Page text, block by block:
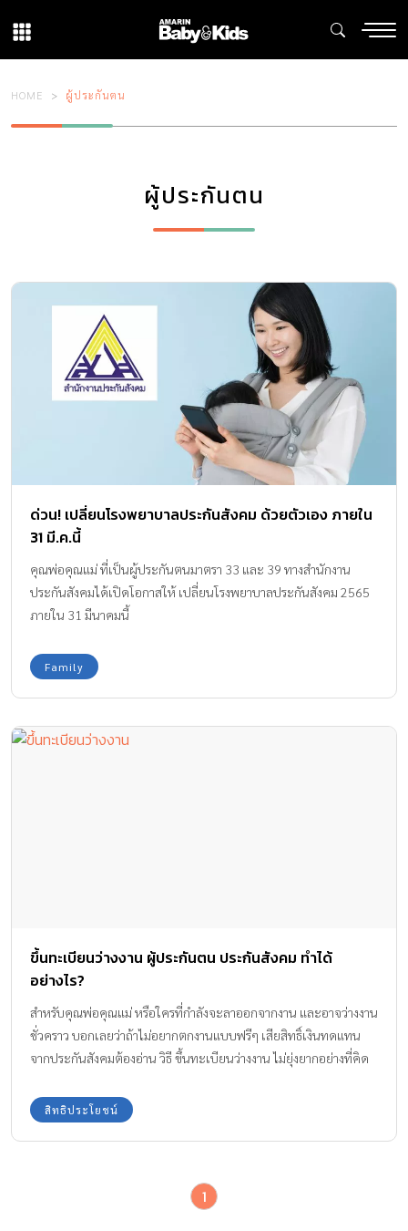
HOME ผู้ประกันตน
ผู้ประกันตน
ด่วน! เปลี่ยนโรงพยาบาลประกันสังคม ด้วยตัวเอง ภายใน
31 มี.ค.นี้
คุณพ่อคุณแม่ ที่เป็นผู้ประกันตนมาตรา 33 และ 39 ทางสำนักงาน
ประกันสังคมได้เปิดโอกาสให้ เปลี่ยนโรงพยาบาลประกันสังคม 2565
ภายใน 31 มีนาคมนี้
Family
ขึ้นทะเบียนว่างงาน ผู้ประกันตน ประกันสังคม ทำได้
อย่างไร?
สำหรับคุณพ่อคุณแม่ หรือใครที่กำลังจะลาออกจากงาน และอาจว่างงาน
ชั่วคราว บอกเลยว่าถ้าไม่อยากตกงานแบบฟรีๆ เสียสิทธิ์เงินทดแทน
จากประกันสังคมต้องอ่าน วิธี ขึ้นทะเบียนว่างงาน ไม่ยุ่งยากอย่างที่คิด
สิทธิประโยชน์
1